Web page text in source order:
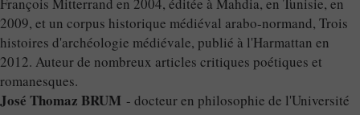
2009, et un corpus historique médiéval arabo-normand, Trois
histoires d'archéologie médiévale, publié à l'Harmattan en
2012. Auteur de nombreux articles critiques poétiques et
romanesques.
José Thomaz BRUM - docteur en philosophie de l'Université